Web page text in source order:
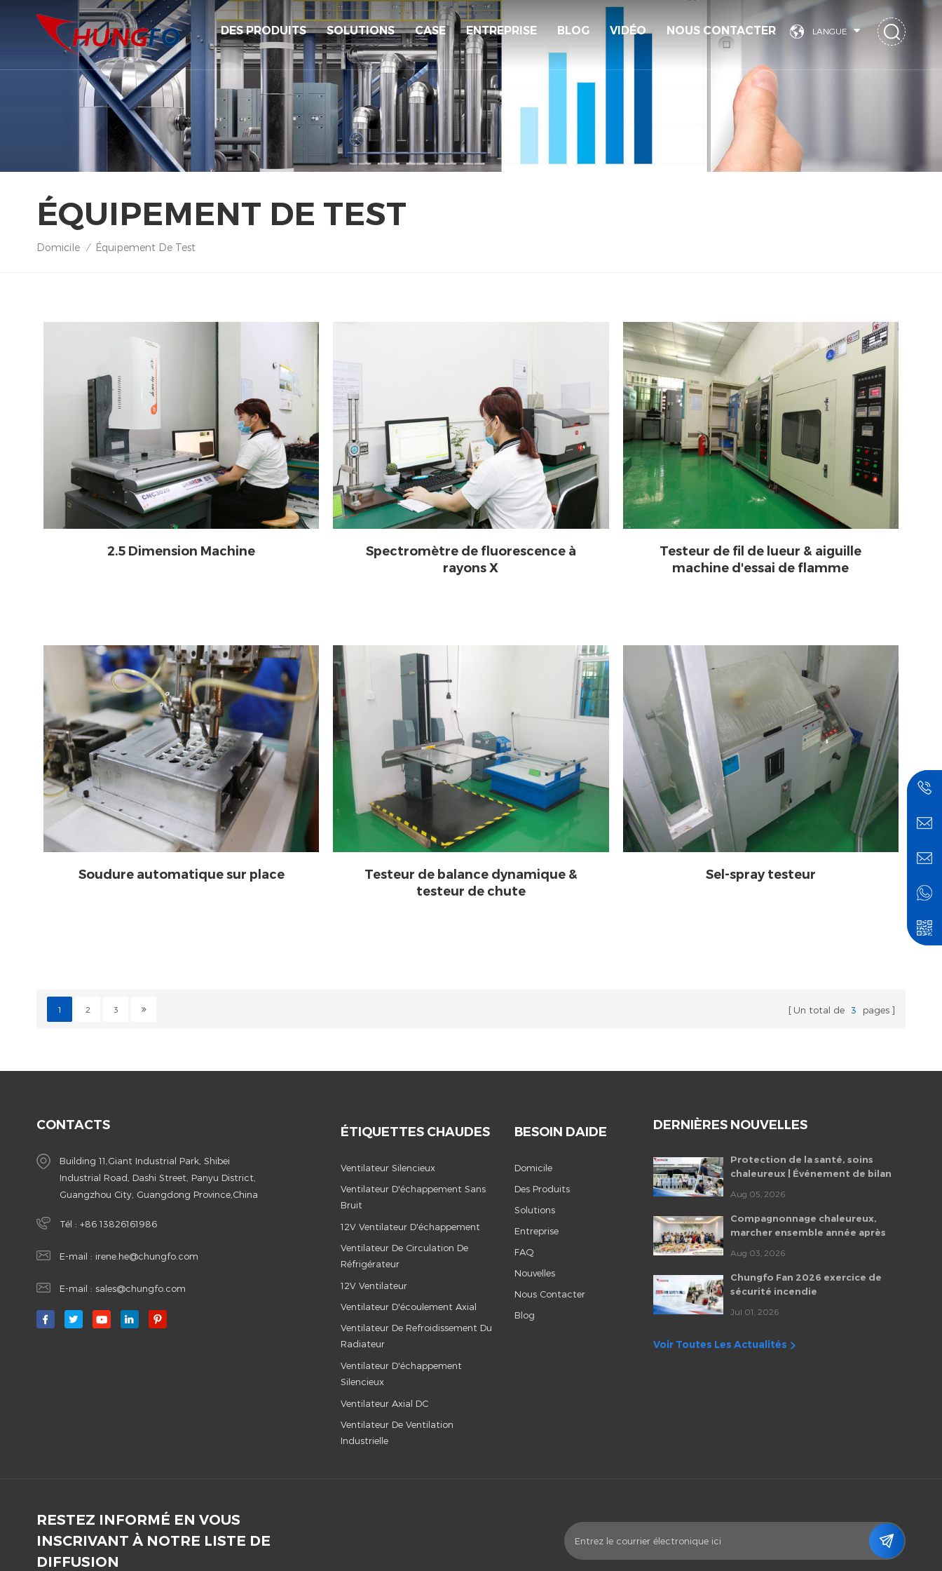
LANGUE
DES PRODUITS SOLUTIONS CASE ENTREPRISE BLOG VIDÉO NOUS CONTACTER
ÉQUIPEMENT DE TEST
Domicile / Équipement De Test
2.5 Dimension Machine
Spectromètre de fluorescence à
rayons X
Testeur de fil de lueur & aiguille
machine d'essai de flamme
Soudure automatique sur place
Testeur de balance dynamique &
testeur de chute
Sel-spray testeur
1 2 3 Un total de 3 pages
CONTACTS
Building 11,Giant Industrial Park, Shibei
Industrial Road, Dashi Street, Panyu District,
Guangzhou City, Guangdong Province,China
Tél : +86 13826161986
E-mail : irene.he@chungfo.com
E-mail : sales@chungfo.com
ÉTIQUETTES CHAUDES
Ventilateur Silencieux
Ventilateur D'échappement Sans
Bruit
12V Ventilateur D'échappement
Ventilateur De Circulation De
Réfrigérateur
12V Ventilateur
Ventilateur D'écoulement Axial
Ventilateur De Refroidissement Du
Radiateur
Ventilateur D'échappement
Silencieux
Ventilateur Axial DC
Ventilateur De Ventilation
Industrielle
BESOIN DAIDE
Domicile
Des Produits
Solutions
Entreprise
FAQ
Nouvelles
Nous Contacter
Blog
DERNIÈRES NOUVELLES
Protection de la santé, soins
chaleureux | Événement de bilan
Chungfo Fan 2026
Aug 05, 2026
Compagnonnage chaleureux,
marcher ensemble année après
mensuelle des employés de
Chungfo Fan
Aug 03, 2026
Chungfo Fan 2026 exercice de
sécurité incendie
Jul 01, 2026
Voir Toutes Les Actualités
RESTEZ INFORMÉ EN VOUS
INSCRIVANT À NOTRE LISTE DE
DIFFUSION